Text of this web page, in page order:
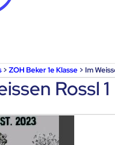
> ZOH Beker 1e Klasse > Im
Rossl 1